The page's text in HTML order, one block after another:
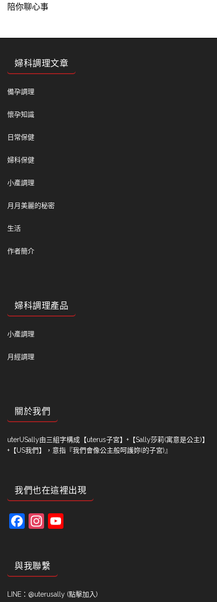
陪你聊心事
婦科調理文章
備孕調理
懷孕知識
日常保健
婦科保健
小產調理
月月美麗的秘密
生活
作者簡介
婦科調理產品
小產調理
月經調理
關於我們
uterUSally由三組字構成【uterus子宮】+【Sally莎莉(寓意是公主)】
+【US我們】，意指『我們會像公主般呵護妳(的子宮)』
我們也在這裡出現
Facebook
Instagram
與我聯繫
LINE： @uterusally (點擊加入)